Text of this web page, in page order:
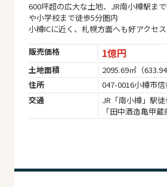
600坪超の広大な土地、JR南小樽駅ま
や小学校まで徒歩5分圏内
小樽ICに近く、札幌方面へも好アクセス
販売価格 1億円
土地面積
2095.69㎡（
住所
047-0016小樽市信
交通
JR「南小樽」駅
「田中酒造亀甲